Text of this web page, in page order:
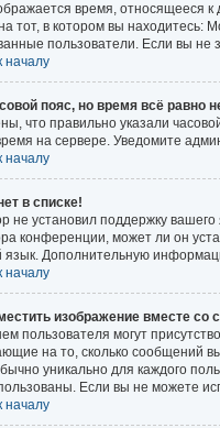
время, относящееся к
тот, в котором вы находитесь:
пользователи. Если вы не
началу
пояс, но время всё равно
что правильно указали
на сервере. Уведомите
началу
в списке!
не установил поддержку
конференции, может ли он
язык. Дополнительную
началу
изображение вместе со
пользователя могут
на то, сколько сообщений
уникально для каждого
Если вы не можете
началу